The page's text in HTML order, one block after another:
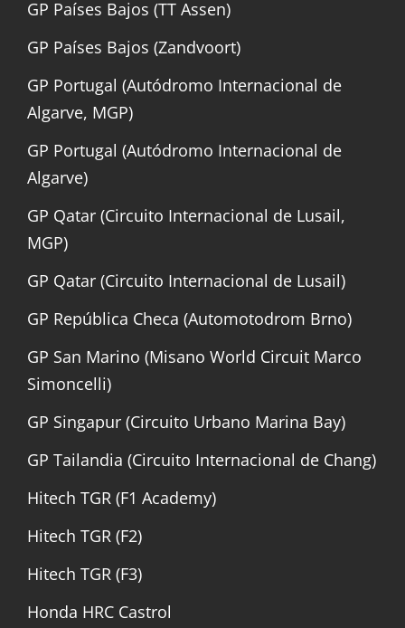
GP Países Bajos (TT Assen)
GP Países Bajos (Zandvoort)
GP Portugal (Autódromo Internacional de
Algarve, MGP)
GP Portugal (Autódromo Internacional de
Algarve)
GP Qatar (Circuito Internacional de Lusail,
MGP)
GP Qatar (Circuito Internacional de Lusail)
GP República Checa (Automotodrom Brno)
GP San Marino (Misano World Circuit Marco
Simoncelli)
GP Singapur (Circuito Urbano Marina Bay)
GP Tailandia (Circuito Internacional de Chang)
Hitech TGR (F1 Academy)
Hitech TGR (F2)
Hitech TGR (F3)
Honda HRC Castrol